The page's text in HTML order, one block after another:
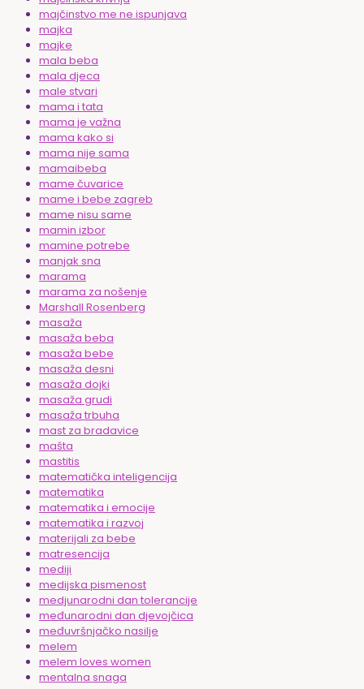
majčinstvo me ne ispunjava
majka
majke
mala beba
mala djeca
male stvari
mama i tata
mama je važna
mama kako si
mama nije sama
mamaibeba
mame čuvarice
mame i bebe zagreb
mame nisu same
mamin izbor
mamine potrebe
manjak sna
marama
marama za nošenje
Marshall Rosenberg
masaža
masaža beba
masaža bebe
masaža desni
masaža dojki
masaža grudi
masaža trbuha
mast za bradavice
mašta
mastitis
matematička inteligencija
matematika
matematika i emocije
matematika i razvoj
materijali za bebe
matresencija
mediji
medijska pismenost
medjunarodni dan tolerancije
međunarodni dan djevojčica
međuvršnjačko nasilje
melem
melem loves women
mentalna snaga